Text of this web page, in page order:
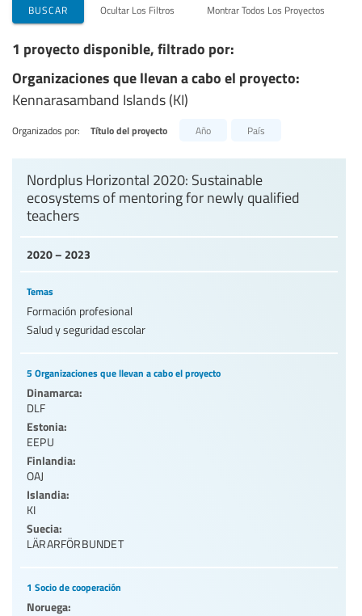
BUSCAR Ocultar Los Filtros Montrar Todos Los Proyectos
1 proyecto disponible, filtrado por:
Organizaciones que llevan a cabo el proyecto:
Kennarasamband Islands (KI)
Organizados por: Título del proyecto Año País
2020 – 2023
Nordplus Horizontal 2020: Sustainable
ecosystems of mentoring for newly qualified
teachers
Temas
Formación profesional
Salud y seguridad escolar
5 Organizaciones que llevan a cabo el proyecto
Dinamarca:
DLF
Estonia:
EEPU
Finlandia:
OAJ
Islandia:
KI
Suecia:
LÄRARFÖRBUNDET
1 Socio de cooperación
Noruega: